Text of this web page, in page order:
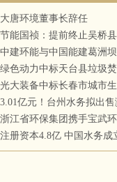
大唐环境董事长辞任